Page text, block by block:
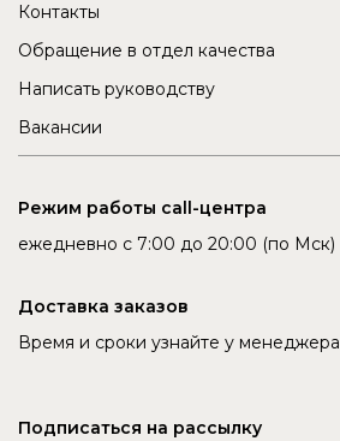
Контакты
Обращение в отдел качества
Написать руководству
Вакансии
Режим работы call-центра
ежедневно с 7:00 до 20:00 (по Мск)
Доставка заказов
Время и сроки узнайте у менеджера
Подписаться на рассылку